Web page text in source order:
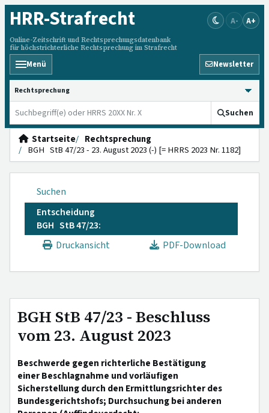
HRR-Strafrecht
Online-Zeitschrift und Rechtsprechungsdatenbank
für höchstrichterliche Rechtsprechung im Strafrecht
A- A+
Menü Newsletter
HRRS durchsuchen
Suchen
Startseite
Rechtsprechung
BGH StB 47/23 - 23. August 2023 (-) [= HRRS 2023 Nr. 1182]
Suchen
Entscheidung
BGH StB 47/23:
Druckansicht
PDF-Download
BGH StB 47/23 - Beschluss
vom 23. August 2023
Beschwerde gegen richterliche Bestätigung
einer Beschlagnahme und vorläufigen
Sicherstellung durch den Ermittlungsrichter des
Bundesgerichtshofs; Durchsuchung bei anderen